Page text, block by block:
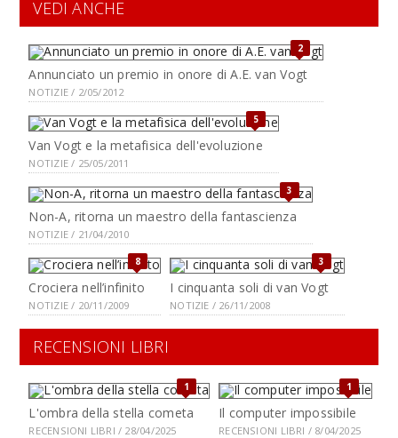
VEDI ANCHE
2
Annunciato un premio in onore di A.E. van Vogt
NOTIZIE / 2/05/2012
5
Van Vogt e la metafisica dell'evoluzione
NOTIZIE / 25/05/2011
3
Non-A, ritorna un maestro della fantascienza
NOTIZIE / 21/04/2010
8
Crociera nell’infinito
NOTIZIE / 20/11/2009
3
I cinquanta soli di van Vogt
NOTIZIE / 26/11/2008
RECENSIONI LIBRI
1
L'ombra della stella cometa
RECENSIONI LIBRI / 28/04/2025
1
Il computer impossibile
RECENSIONI LIBRI / 8/04/2025